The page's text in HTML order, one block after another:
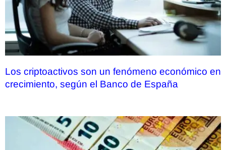
Los criptoactivos son un fenómeno económico en
crecimiento, según el Banco de España